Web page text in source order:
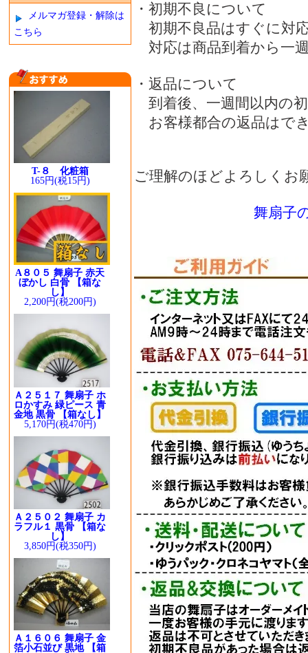
メルマガ登録・解除は
こちら
T-８ 化粧箱
165円(税15円)
A８０５ 舞扇子 赤天
ぼかし 白骨 【箱な
し】
2,200円(税200円)
Ａ２５１７ 舞扇子 ホ
ロかすみ 緑ピース 青
金地 黒骨 【箱なし】
5,170円(税470円)
Ａ２５０２ 舞扇子 カ
ラフル１ 黒骨 【箱な
し】
3,850円(税350円)
Ａ１６０６ 舞扇子 金
箔小石並び 黒地 【箱
・初期不良について
初期不良品はすぐに対
対応は商品到着から一
・返品について
到着後、一週間以内の
お客様都合の返品はで
ご理解のほどよろしくお
舞扇子